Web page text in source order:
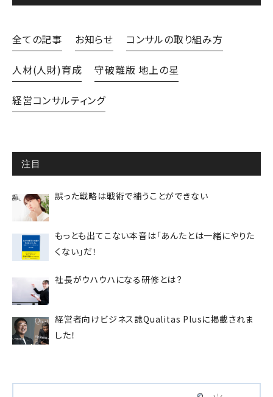
全ての記事 お知らせ コンサルの取り組み方
人材(人財)育成 守破離版 地上の星
経営コンサルティング
注目
誤った戦略は戦術で補うことができない
もっとも出てこない本音は「あんたとは一緒にやりた
くない」だ！
社長がウハウハになる研修とは？
経営者向けビジネス誌Qualitas Plusに掲載されま
した！